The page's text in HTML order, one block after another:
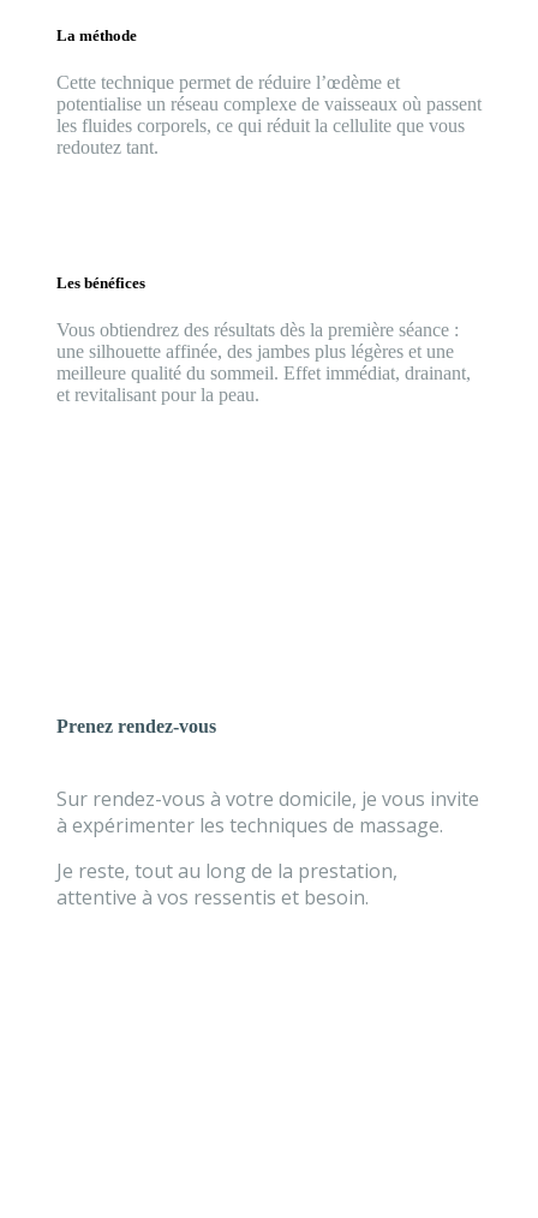
La méthode
Cette technique permet de réduire l’œdème et
potentialise un réseau complexe de vaisseaux où passent
les fluides corporels, ce qui réduit la cellulite que vous
redoutez tant.
Les bénéfices
Vous obtiendrez des résultats dès la première séance :
une silhouette affinée, des jambes plus légères et une
meilleure qualité du sommeil. Effet immédiat, drainant,
et revitalisant pour la peau.
Prenez rendez-vous
Sur rendez-vous à votre domicile, je vous invite
à expérimenter les techniques de massage.
Je reste, tout au long de la prestation,
attentive à vos ressentis et besoin.